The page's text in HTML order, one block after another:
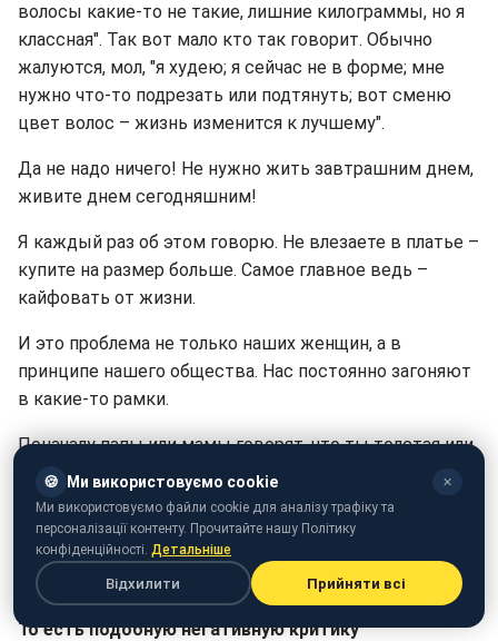
волосы какие-то не такие, лишние килограммы, но я
классная". Так вот мало кто так говорит. Обычно
жалуются, мол, "я худею; я сейчас не в форме; мне
нужно что-то подрезать или подтянуть; вот сменю
цвет волос – жизнь изменится к лучшему".
Да не надо ничего! Не нужно жить завтрашним днем,
живите днем сегодняшним!
Я каждый раз об этом говорю. Не влезаете в платье –
купите на размер больше. Самое главное ведь –
кайфовать от жизни.
И это проблема не только наших женщин, а в
принципе нашего общества. Нас постоянно загоняют
в какие-то рамки.
Поначалу папы или мамы говорят, что ты толстая или
некрасивая. Все комплексы в основном берутся с
детства. И большинство девушек пришли на проект
с целью доказать своим отцам, мужьям или
любовникам, которые их обидели, что они
действительно чего-то стоят.
То есть подобную негативную критику
🍪 Ми використовуємо cookie ✕
Ми використовуємо файли cookie для аналізу трафіку та
персоналізації контенту. Прочитайте нашу Політику
конфіденційності. Детальніше
Відхилити Прийняти всі